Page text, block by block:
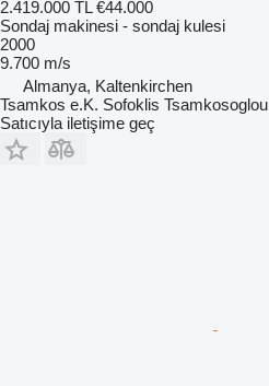
2.419.000 TL €44.000
Sondaj makinesi - sondaj kulesi
2000
9.700 m/s
Almanya, Kaltenkirchen
Tsamkos e.K. Sofoklis Tsamkosoglou
Satıcıyla iletişime geç